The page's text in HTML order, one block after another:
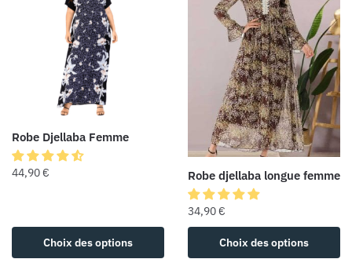
Robe Djellaba Femme
44,90€
Choix des options
Robe djellaba longue femme
34,90€
Choix des options